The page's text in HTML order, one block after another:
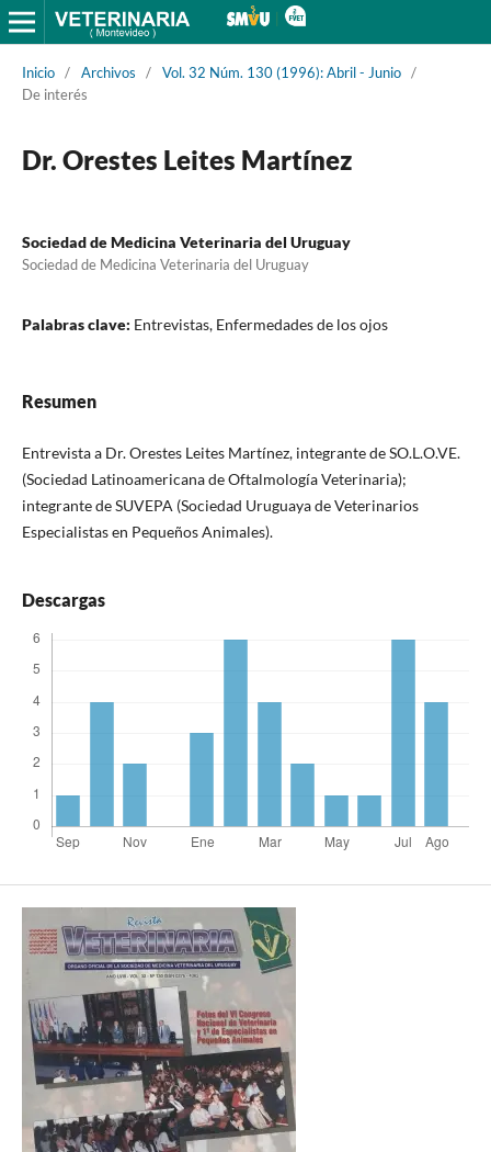
Inicio / Archivos / Vol. 32 Núm. 130 (1996): Abril - Junio /
De interés
Dr. Orestes Leites Martínez
Sociedad de Medicina Veterinaria del Uruguay
Sociedad de Medicina Veterinaria del Uruguay
Palabras clave: Entrevistas, Enfermedades de los ojos
Resumen
Entrevista a Dr. Orestes Leites Martínez, integrante de SO.L.O.VE.
(Sociedad Latinoamericana de Oftalmología Veterinaria);
integrante de SUVEPA (Sociedad Uruguaya de Veterinarios
Especialistas en Pequeños Animales).
Descargas